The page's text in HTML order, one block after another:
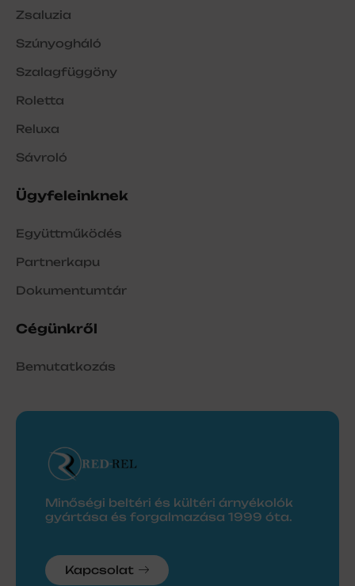
Zsaluzia
Szúnyogháló
Szalagfüggöny
Roletta
Reluxa
Sávroló
Ügyfeleinknek
Együttműködés
Partnerkapu
Dokumentumtár
Cégünkről
Bemutatkozás
Minőségi beltéri és kültéri árnyékolók
gyártása és forgalmazása 1999 óta.
Kapcsolat